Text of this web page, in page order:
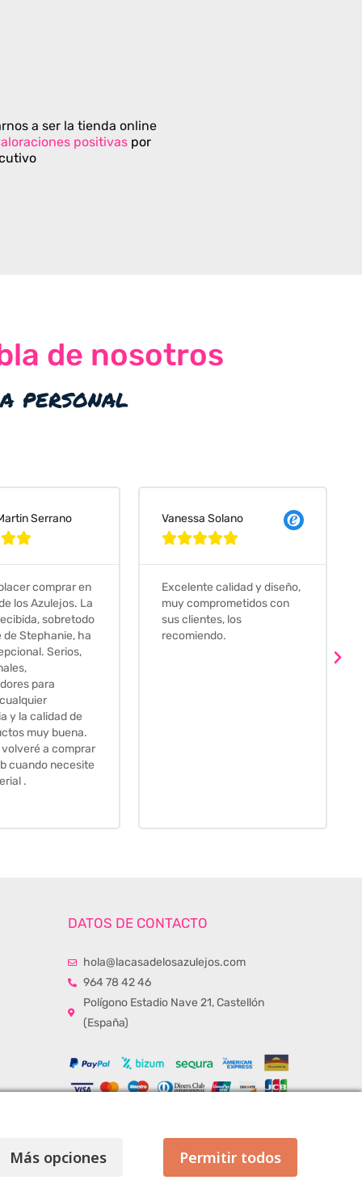
a ser la tienda online
positivas por
de nosotros
personal

calidad y diseño,
con
los
Judit Bonet Pardell

Que decir, si teneis que
comprar alguna baldosa
este és el sitio indicado! Yo
pedi una muestra y me
DATOS DE CONTACTO
hola@lacasadelosazulejos.com
964 78 42 46
Polígono Estadio Nave 21, Castellón
(España)
Más opciones Permitir todos